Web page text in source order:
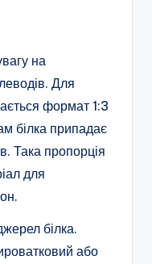
на
Для
формат 1:3
білка припадає
Така пропорція
для
білка.
або